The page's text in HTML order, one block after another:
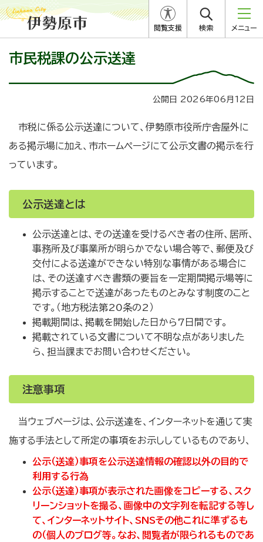
閲覧支援 検索 メニュー
市民税課の公示送達
公開日 2026年06月12日
市税に係る公示送達について、伊勢原市役所庁舎屋外に
ある掲示場に加え、市ホームページにて公示文書の掲示を行
っています。
公示送達とは
公示送達とは、その送達を受けるべき者の住所、居所、
事務所及び事業所が明らかでない場合等で、郵便及び
交付による送達ができない特別な事情がある場合に
は、その送達すべき書類の要旨を一定期間掲示場等に
掲示することで送達があったものとみなす制度のこと
です。（地方税法第20条の2）
掲載期間は、掲載を開始した日から7日間です。
掲載されている文書について不明な点がありました
ら、担当課までお問い合わせください。
注意事項
当ウェブページは、公示送達を、インターネットを通じて実
施する手法として所定の事項をお示ししているものであり、
公示（送達）事項を公示送達情報の確認以外の目的で
利用する行為
公示（送達）事項が表示された画像をコピーする、スク
リーンショットを撮る、画像中の文字列を転記する等し
て、インターネットサイト、SNSその他これに準ずるも
の（個人のブログ等。なお、閲覧者が限られるものであ